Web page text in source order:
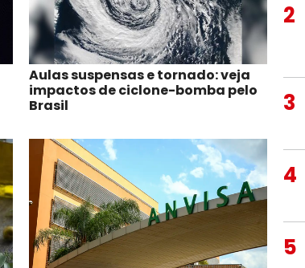
Aulas suspensas e tornado: veja
impactos de ciclone-bomba pelo
Brasil
2
3
4
5